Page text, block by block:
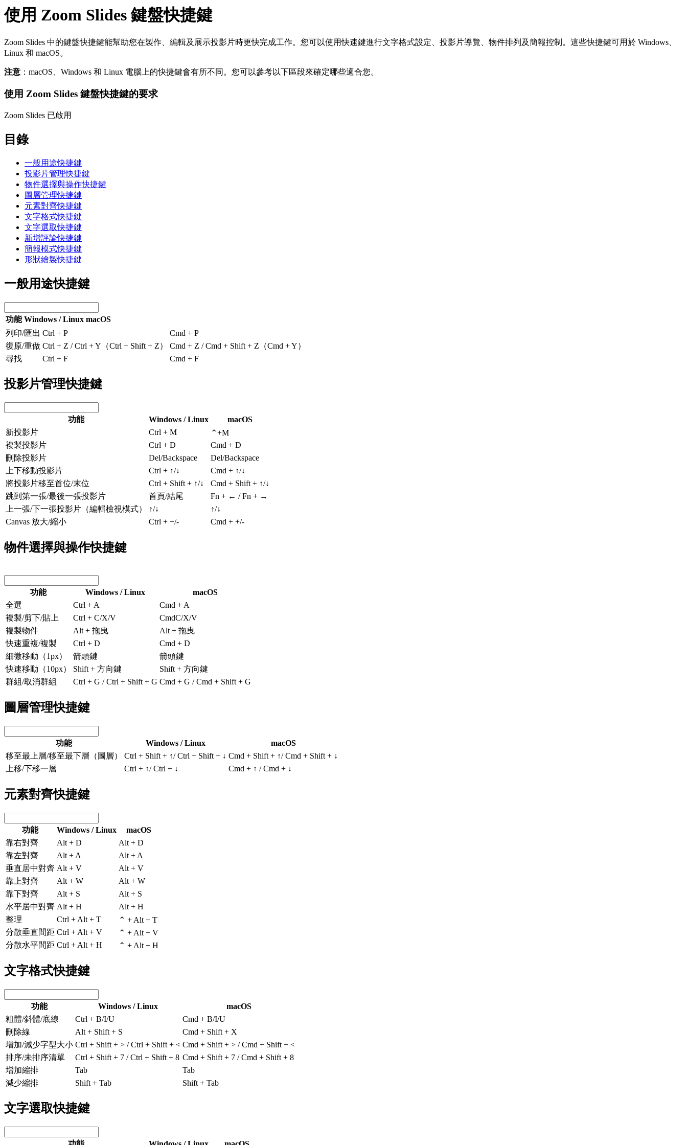
使用 Zoom Slides 鍵盤快捷鍵
Zoom Slides 中的鍵盤快捷鍵能幫助您在製作、編輯及展示投影片時更快完成工作。您可以使用快速鍵進行文字格式設定、投影片導覽、物件排列及簡報控制。這些快捷鍵可用於 Windows、
Linux 和 macOS。
注意 ：macOS、Windows 和 Linux 電腦上的快捷鍵會有所不同。您可以參考以下區段來確定哪些適合您。
使用 Zoom Slides 鍵盤快捷鍵的要求
Zoom Slides 已啟用
目錄
一般用途快捷鍵
投影片管理快捷鍵
物件選擇與操作快捷鍵
圖層管理快捷鍵
元素對齊快捷鍵
文字格式快捷鍵
文字選取快捷鍵
新增評論快捷鍵
簡報模式快捷鍵
形狀繪製快捷鍵
一般用途快捷鍵
功能 Windows / Linux macOS
列印/匯出 Ctrl + P
Cmd + P
復原/重做 Ctrl + Z / Ctrl + Y（Ctrl + Shift + Z）
Cmd + Z / Cmd + Shift + Z（Cmd + Y）
尋找
Ctrl + F Cmd + F
投影片管理快捷鍵
功能 Windows / Linux
macOS
新投影片
Ctrl + M
⌃+M
複製投影片
Ctrl + D
Cmd + D
刪除投影片
Del/Backspace
Del/Backspace
上下移動投影片
Ctrl + ↑/↓
Cmd + ↑/↓
將投影片移至首位/末位
Ctrl + Shift + ↑/↓
Cmd + Shift + ↑/↓
跳到第一張/最後一張投影片
首頁/結尾
Fn + ← / Fn + →
上一張/下一張投影片（編輯檢視模式）
↑/↓
↑/↓
Canvas 放大/縮小
Ctrl + +/- Cmd + +/-
物件選擇與操作快捷鍵
功能 Windows / Linux
macOS
全選
Ctrl + A
Cmd + A
複製/剪下/貼上
Ctrl + C/X/V
CmdC/X/V
複製物件
Alt + 拖曳
Alt + 拖曳
快速重複/複製
Ctrl + D
Cmd + D
細微移動（1px）
箭頭鍵
箭頭鍵
快速移動（10px）
Shift + 方向鍵
Shift + 方向鍵
群組/取消群組
Ctrl + G / Ctrl + Shift + G Cmd + G / Cmd + Shift + G
圖層管理快捷鍵
功能 Windows / Linux
macOS
移至最上層/移至最下層（圖層）
Ctrl + Shift + ↑/ Ctrl + Shift + ↓ Cmd + Shift + ↑/ Cmd + Shift + ↓
上移/下移一層
Ctrl + ↑/ Ctrl + ↓ Cmd + ↑ / Cmd + ↓
元素對齊快捷鍵
功能 Windows / Linux
macOS
靠右對齊
Alt + D
Alt + D
靠左對齊
Alt + A
Alt + A
垂直居中對齊 Alt + V
Alt + V
靠上對齊
Alt + W
Alt + W
靠下對齊
Alt + S
Alt + S
水平居中對齊 Alt + H
Alt + H
整理
Ctrl + Alt + T
⌃ + Alt + T
分散垂直間距 Ctrl + Alt + V
⌃ + Alt + V
分散水平間距 Ctrl + Alt + H ⌃ + Alt + H
文字格式快捷鍵
功能 Windows / Linux
macOS
粗體/斜體/底線
Ctrl + B/I/U
Cmd + B/I/U
刪除線
Alt + Shift + S
Cmd + Shift + X
增加/減少字型大小 Ctrl + Shift + > / Ctrl + Shift + < Cmd + Shift + > / Cmd + Shift + <
排序/未排序清單
Ctrl + Shift + 7 / Ctrl + Shift + 8 Cmd + Shift + 7 / Cmd + Shift + 8
增加縮排
Tab
Tab
減少縮排
Shift + Tab Shift + Tab
文字選取快捷鍵